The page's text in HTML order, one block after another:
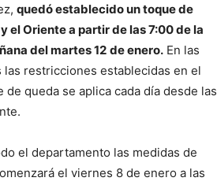
quedó establecido un toque de
el Oriente a partir de las 7:00 de la
del martes 12 de enero. En las
restricciones establecidas en el
queda se aplica cada día desde las
el departamento las medidas de
el viernes 8 de enero a las